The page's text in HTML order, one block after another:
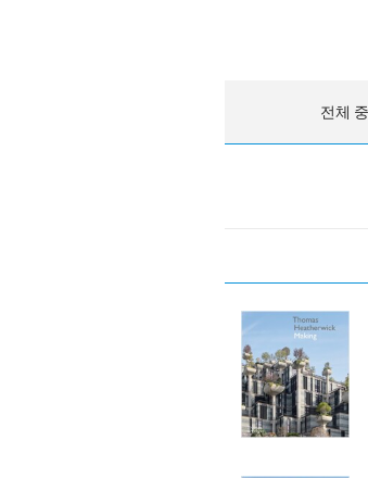
전체